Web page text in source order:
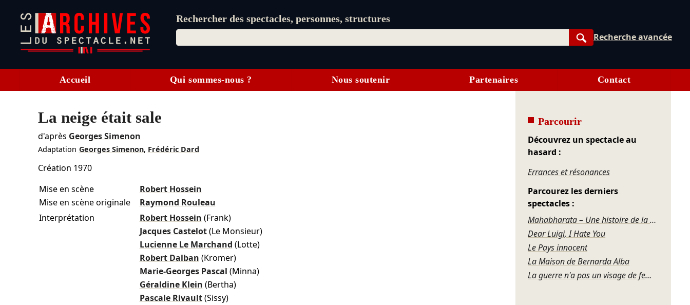
Rechercher des spectacles, personnes, structures
Rechercher
Recherche avancée
Accueil Qui sommes-nous ? Nous soutenir Partenaires Contact
La neige était sale
d'après Georges Simenon
Adaptation Georges Simenon, Frédéric Dard
Création 1970
Mise en scène
Robert Hossein
Mise en scène originale
Raymond Rouleau
Interprétation
Robert Hossein (Frank)
Jacques Castelot (Le Monsieur)
Lucienne Le Marchand (Lotte)
Robert Dalban (Kromer)
Marie-Georges Pascal (Minna)
Géraldine Klein (Bertha)
Pascale Rivault (Sissy)
Parcourir
Découvrez un spectacle au
hasard :
Errances et résonances
Parcourez les derniers
spectacles :
Mahabharata – Une histoire de la violence
Dear Luigi, I Hate You
Le Pays innocent
La Maison de Bernarda Alba
La guerre n'a pas un visage de femme